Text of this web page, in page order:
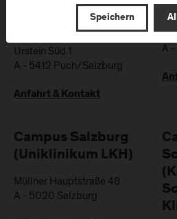
Campus Urstein/
Wissenspark
Urstein Süd 1
A - 5412 Puch/Salzburg
Anfahrt & Kontakt
A -
Campus Salzburg
(Uniklinikum LKH)
Müllner Hauptstraße 48
A - 5020 Salzburg
Speichern